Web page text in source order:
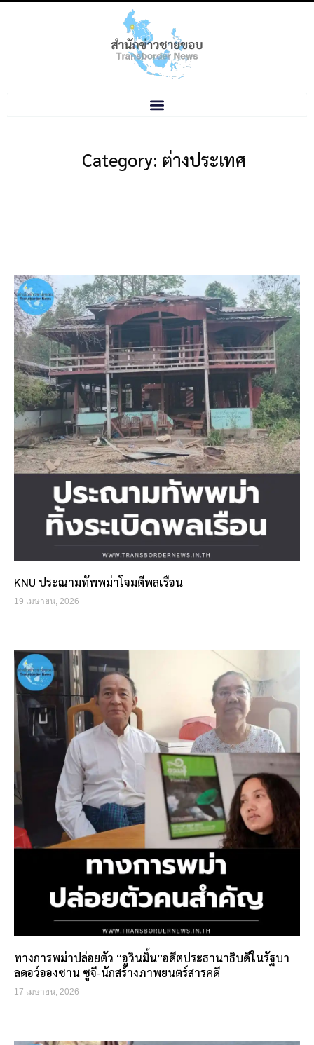
Category: ต่างประเทศ
KNU ประณามทัพพม่าโจมตีพลเรือน
19 เมษายน, 2026
ทางการพม่าปล่อยตัว “อูวินมิ้น”อดีตประธานาธิบดีในรัฐบา
ลดอว์อองซาน ซูจี-นักสร้างภาพยนตร์สารคดี
17 เมษายน, 2026